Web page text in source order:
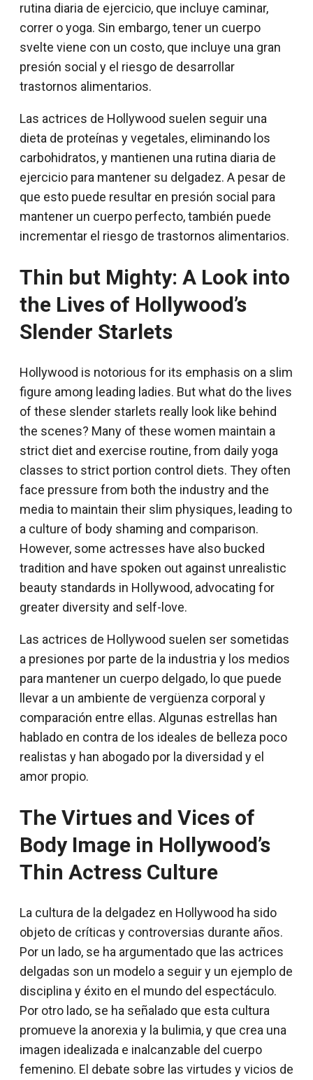
rutina diaria de ejercicio, que incluye caminar,
correr o yoga. Sin embargo, tener un cuerpo
svelte viene con un costo, que incluye una gran
presión social y el riesgo de desarrollar
trastornos alimentarios.
Las actrices de Hollywood suelen seguir una
dieta de proteínas y vegetales, eliminando los
carbohidratos, y mantienen una rutina diaria de
ejercicio para mantener su delgadez. A pesar de
que esto puede resultar en presión social para
mantener un cuerpo perfecto, también puede
incrementar el riesgo de trastornos alimentarios.
Thin but Mighty: A Look into
the Lives of Hollywood’s
Slender Starlets
Hollywood is notorious for its emphasis on a slim
figure among leading ladies. But what do the lives
of these slender starlets really look like behind
the scenes? Many of these women maintain a
strict diet and exercise routine, from daily yoga
classes to strict portion control diets. They often
face pressure from both the industry and the
media to maintain their slim physiques, leading to
a culture of body shaming and comparison.
However, some actresses have also bucked
tradition and have spoken out against unrealistic
beauty standards in Hollywood, advocating for
greater diversity and self-love.
Las actrices de Hollywood suelen ser sometidas
a presiones por parte de la industria y los medios
para mantener un cuerpo delgado, lo que puede
llevar a un ambiente de vergüenza corporal y
comparación entre ellas. Algunas estrellas han
hablado en contra de los ideales de belleza poco
realistas y han abogado por la diversidad y el
amor propio.
The Virtues and Vices of
Body Image in Hollywood’s
Thin Actress Culture
La cultura de la delgadez en Hollywood ha sido
objeto de críticas y controversias durante años.
Por un lado, se ha argumentado que las actrices
delgadas son un modelo a seguir y un ejemplo de
disciplina y éxito en el mundo del espectáculo.
Por otro lado, se ha señalado que esta cultura
promueve la anorexia y la bulimia, y que crea una
imagen idealizada e inalcanzable del cuerpo
femenino. El debate sobre las virtudes y vicios de